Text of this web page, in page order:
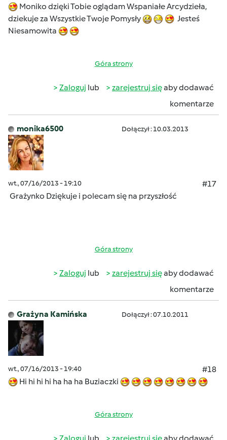
Moniko dzięki Tobie oglądam Wspaniałe Arcydzieła,
dziekuje za Wszystkie Twoje Pomysły
Jesteś
Niesamowita
Góra strony
Zaloguj lub zarejestruj sięaby dodawać
komentarze
monika6500 Dołączył : 10.03.2013
wt., 07/16/2013 - 19:10
#17
Grażynko Dziękuje i polecam się na przyszłość
Góra strony
Zaloguj lub zarejestruj sięaby dodawać
komentarze
Grażyna Kamińska Dołączył : 07.10.2011
wt., 07/16/2013 - 19:40
#18
Hi hi hi hi ha ha ha Buziaczki
Góra strony